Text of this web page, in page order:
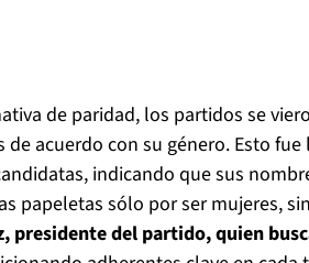
de paridad, los partidos se
de acuerdo con su género. Esto
indicando que sus
papeletas sólo por ser mujeres,
presidente del partido, quien